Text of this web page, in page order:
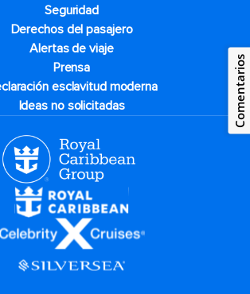
Seguridad
Derechos del pasajero
Alertas de viaje
Prensa
esclavitud moderna
Ideas no solicitadas
Comentarios